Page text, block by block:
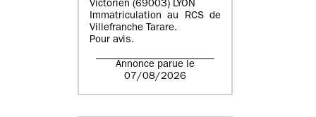
Victorien (69003) LYON
Immatriculation au RCS de
Villefranche Tarare.
Pour avis.
Annonce parue le
07/08/2026